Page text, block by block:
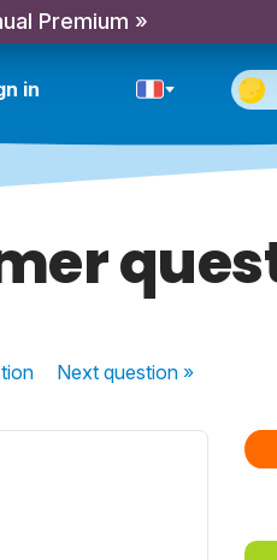
Premium »
in
Nextquestion »